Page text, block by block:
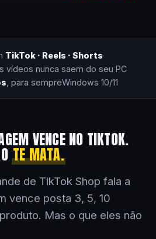
TikTok · Reels · Shorts
vídeos nunca saem do seu PC
, para sempreWindows 10/11
VENCE NO TIKTOK.
TE MATA.
de TikTok Shop fala a
vence posta 3, 5, 10
Mas o que eles não